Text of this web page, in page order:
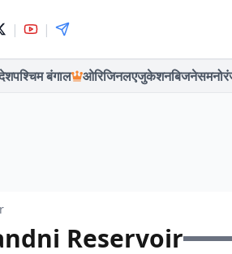
| |
पश्चिम बंगाल ओरिजिनलएजुकेशनबिजनेस
Reservoir